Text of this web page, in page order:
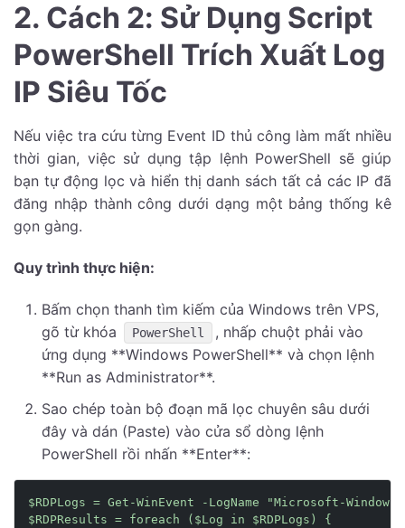
2. Cách 2: Sử Dụng Script
PowerShell Trích Xuất Log
IP Siêu Tốc
Nếu việc tra cứu từng Event ID thủ công làm mất nhiều
thời gian, việc sử dụng tập lệnh PowerShell sẽ giúp
bạn tự động lọc và hiển thị danh sách tất cả các IP đã
đăng nhập thành công dưới dạng một bảng thống kê
gọn gàng.
Quy trình thực hiện:
Bấm chọn thanh tìm kiếm của Windows trên VPS,
gõ từ khóa
PowerShell
, nhấp chuột phải vào
ứng dụng **Windows PowerShell** và chọn lệnh
**Run as Administrator**.
Sao chép toàn bộ đoạn mã lọc chuyên sâu dưới
đây và dán (Paste) vào cửa sổ dòng lệnh
PowerShell rồi nhấn **Enter**:
$RDPLogs = Get-WinEvent -LogName "Microsoft-
$RDPResults = foreach ($Log in $RDPLogs) {